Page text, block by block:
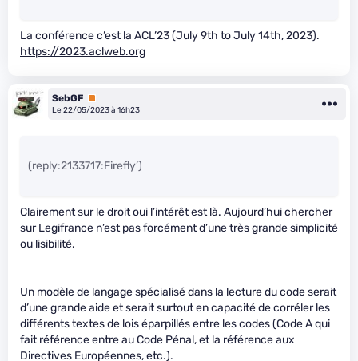
La conférence c’est la ACL’23 (July 9th to July 14th, 2023).
https://2023.aclweb.org
SebGF Premium
Le 22/05/2023 à 16h23
(reply:2133717:Firefly’)
Clairement sur le droit oui l’intérêt est là. Aujourd’hui chercher
sur Legifrance n’est pas forcément d’une très grande simplicité
ou lisibilité.
Un modèle de langage spécialisé dans la lecture du code serait
d’une grande aide et serait surtout en capacité de corréler les
différents textes de lois éparpillés entre les codes (Code A qui
fait référence entre au Code Pénal, et la référence aux
Directives Européennes, etc.).